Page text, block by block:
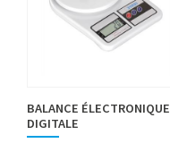
BALANCE ÉLECTRONIQUE
DIGITALE